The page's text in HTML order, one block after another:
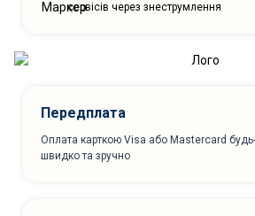
сервісів через знеструмлення
Передплата
Оплата карткою Visa або Mastercard
швидко та зручно